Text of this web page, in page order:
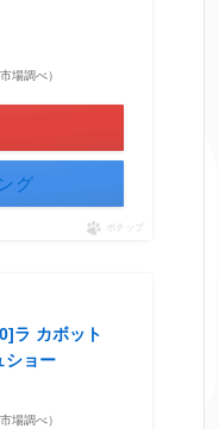
場調べ）
グ
ポチップ
ラ カボット
ショー
場調べ）